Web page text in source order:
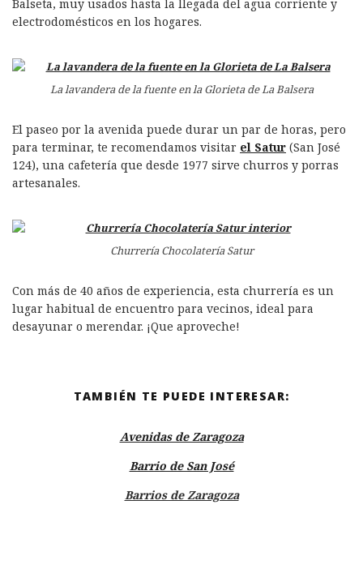
Balseta, muy usados hasta la llegada del agua corriente y
electrodomésticos en los hogares.
La lavandera de la fuente en la Glorieta de La Balsera
El paseo por la avenida puede durar un par de horas, pero
para terminar, te recomendamos visitar el Satur (San José
124), una cafetería que desde 1977 sirve churros y porras
artesanales.
Churrería Chocolatería Satur
Con más de 40 años de experiencia, esta churrería es un
lugar habitual de encuentro para vecinos, ideal para
desayunar o merendar. ¡Que aproveche!
TAMBIÉN TE PUEDE INTERESAR:
Avenidas de Zaragoza
Barrio de San José
Barrios de Zaragoza